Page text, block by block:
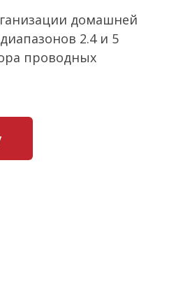
домашней
2.4 и 5
проводных